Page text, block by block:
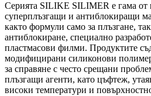
Серията SILIKE SILIMER е гама от
суперплъзгащи и антиблокиращи
както формули само за плъзгане,
антиблокиране, специално
пластмасови филми. Продуктите
модифицирани силиконови
за справяне с често срещани
плъзгащи агенти, като цъфтеж,
високи температури и